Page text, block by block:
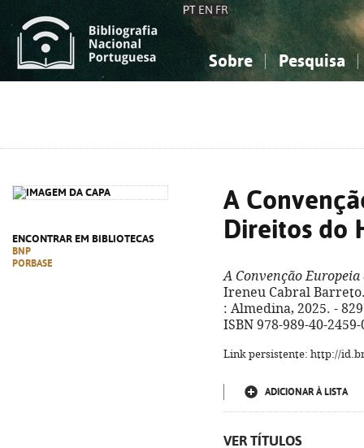
PT EN FR
Sobre Pesquisa
ENCONTRAR EM BIBLIOTECAS
BNP
PORBASE
A
Direitos do
A Convenção
Ireneu Cabral
: Almedina, 2025. -
ISBN 978-989-40-2459-
Link persistente: http://
ADICIONAR À LISTA
VER TÍTULOS